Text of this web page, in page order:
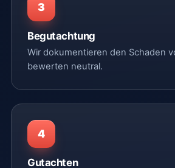
3
Begutachtung
Wir dokumentieren den Schaden
bewerten neutral.
4
Gutachten